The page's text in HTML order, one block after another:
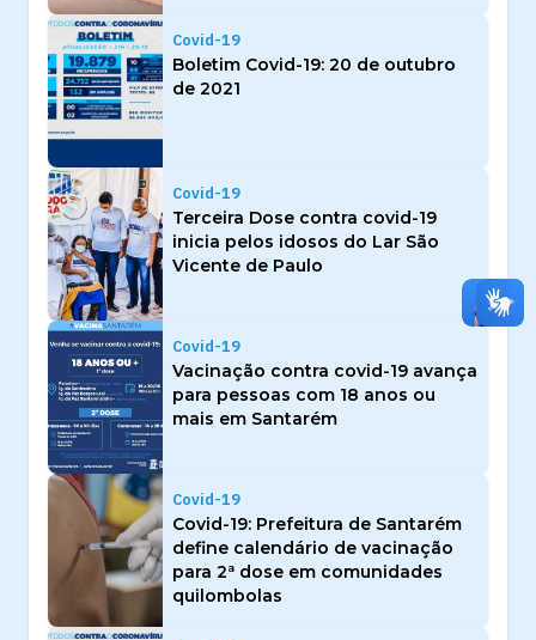
Covid-19
Boletim Covid-19: 20 de outubro
de 2021
Covid-19
Terceira Dose contra covid-19
inicia pelos idosos do Lar São
Vicente de Paulo
Covid-19
Vacinação contra covid-19 avança
para pessoas com 18 anos ou
mais em Santarém
Covid-19
Covid-19: Prefeitura de Santarém
define calendário de vacinação
para 2ª dose em comunidades
quilombolas